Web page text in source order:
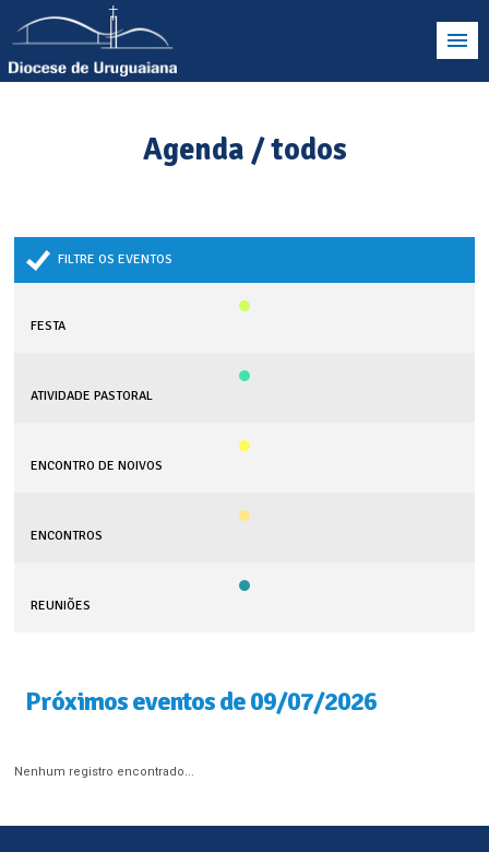
Agenda / todos
FILTRE OS EVENTOS
FESTA
ATIVIDADE PASTORAL
ENCONTRO DE NOIVOS
ENCONTROS
REUNIÕES
Próximos eventos de 09/07/2026
Nenhum registro encontrado...